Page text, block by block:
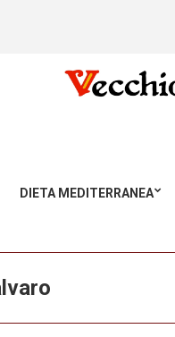
DIETA MEDITERRANEA